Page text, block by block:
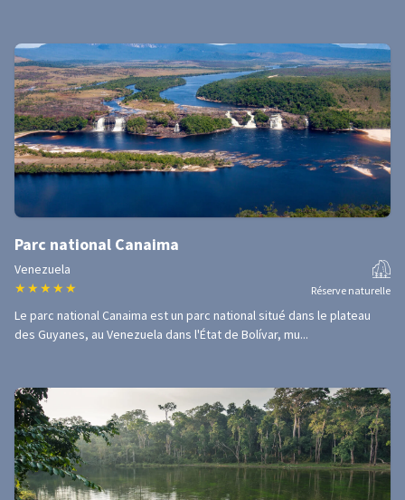
Parc national Canaima
Venezuela
★ ★ ★ ★ ★ Réserve naturelle
Le parc national Canaima est un parc national situé dans le plateau
des Guyanes, au Venezuela dans l'État de Bolívar, mu...